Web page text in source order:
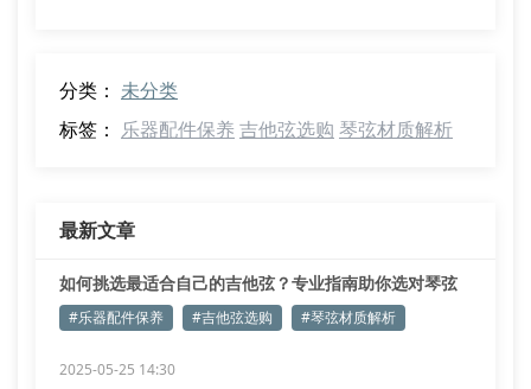
分类： 未分类
标签： 乐器配件保养 吉他弦选购 琴弦材质解析
最新文章
如何挑选最适合自己的吉他弦？专业指南助你选对琴弦
#乐器配件保养 #吉他弦选购 #琴弦材质解析
2025-05-25 14:30